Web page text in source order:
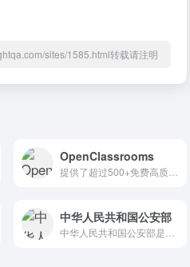
sites/1585.html转载请注明
OpenClassrooms
中华人民共和国公安部